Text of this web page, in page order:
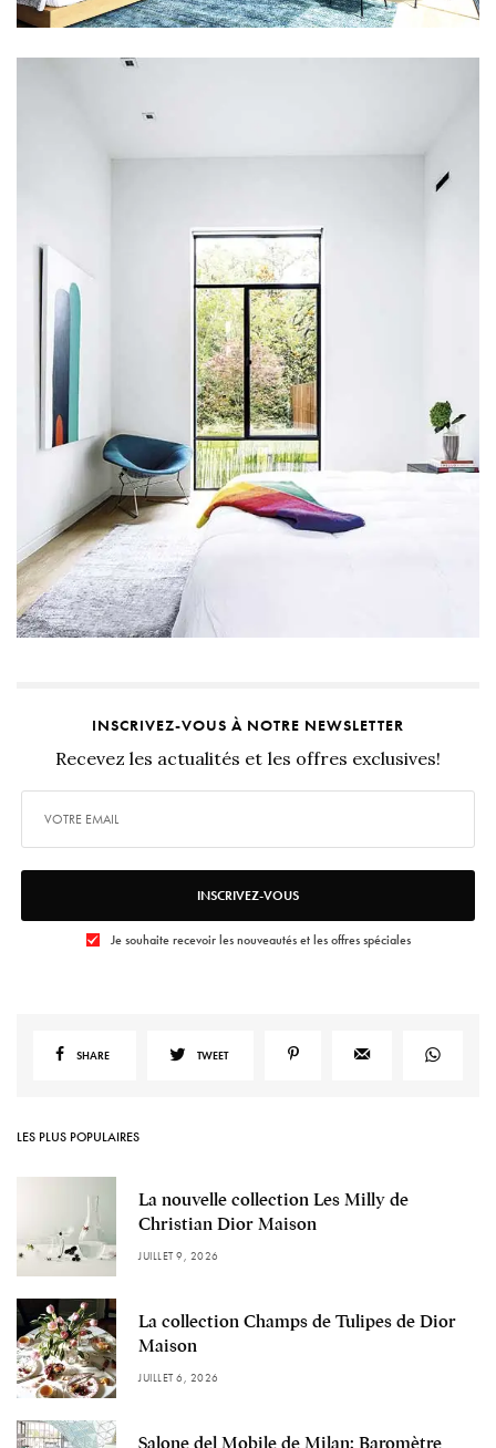
INSCRIVEZ-VOUS À NOTRE NEWSLETTER
Recevez les actualités et les offres exclusives!
INSCRIVEZ-VOUS
Je souhaite recevoir les nouveautés et les offres spéciales
SHARE TWEET
LES PLUS POPULAIRES
La nouvelle collection Les Milly de
Christian Dior Maison
JUILLET 9, 2026
La collection Champs de Tulipes de Dior
Maison
JUILLET 6, 2026
Salone del Mobile de Milan: Baromètre